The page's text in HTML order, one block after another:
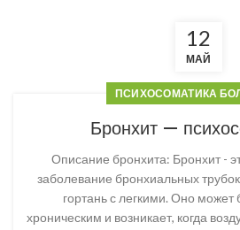
12
МАЙ
ПСИХОСОМАТИКА
Бронхит —
Описание бронхита: Бронхит -
заболевание бронхиальных
гортань с легкими. Оно может
хроническим и возникает, когда